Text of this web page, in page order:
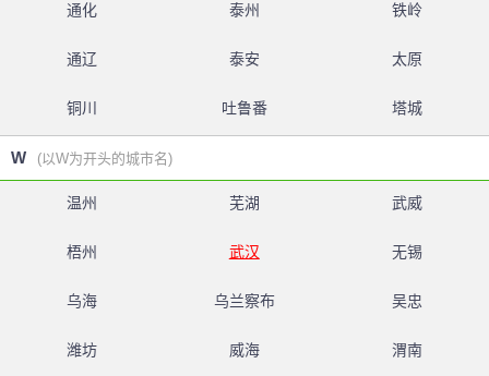
通化 泰州 铁岭
通辽 泰安 太原
铜川 吐鲁番 塔城
W (以W为开头的城市名)
温州 芜湖 武威
梧州 武汉 无锡
乌海 乌兰察布 吴忠
潍坊 威海 渭南